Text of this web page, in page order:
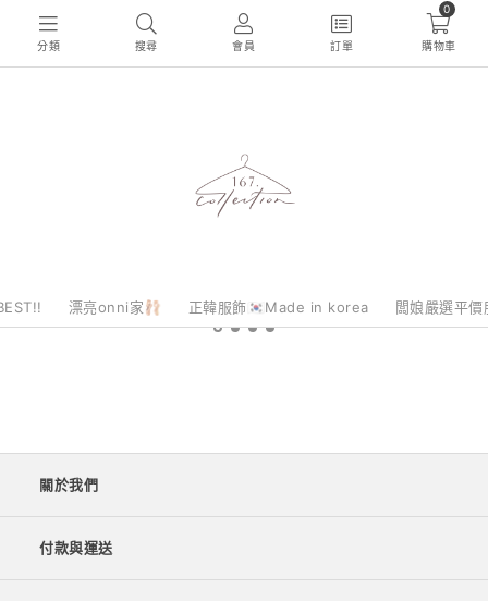
分類 搜尋 會員 訂單
0
購物車
漂亮onni家🩰 正韓服飾🇰🇷Made in korea 闆娘嚴選平價
關於我們
付款與運送